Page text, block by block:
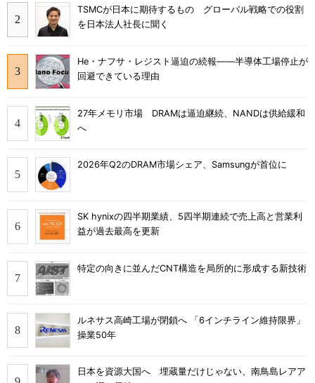
TSMCが日本に期待するもの グローバル戦略での役割
を日本法人社長に聞く
He・ナフサ・レジスト逼迫の続報――半導体工場停止が
回避できている理由
27年メモリ市場 DRAMは逼迫継続、NANDは供給緩和
へ
2026年Q2のDRAM市場シェア、Samsungが首位に
SK hynixの四半期業績、5四半期連続で売上高と営業利
益が過去最高を更新
特定の向きに並んだCNT構造を局所的に形成する新技術
ルネサス高崎工場が閉鎖へ 「6インチライン維持限界」
操業50年
日本を資源大国へ 埋蔵量だけじゃない、南鳥島レアア